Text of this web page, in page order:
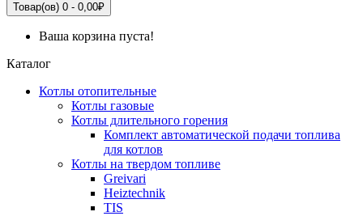
Товар(ов) 0 - 0,00₽
Ваша корзина пуста!
Каталог
Котлы отопительные
Котлы газовые
Котлы длительного горения
Комплект автоматической подачи топлива
для котлов
Котлы на твердом топливе
Greivari
Heiztechnik
TIS